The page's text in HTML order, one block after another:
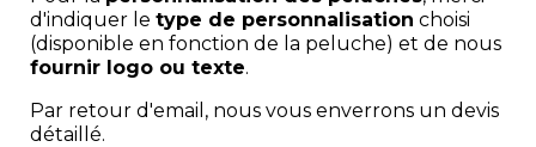
d'indiquer le type de personnalisation choisi
(disponible en fonction de la peluche) et de nous
fournir logo ou texte.
Par retour d'email, nous vous enverrons un devis
détaillé.